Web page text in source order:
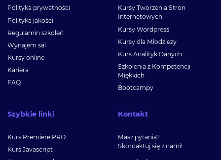
Polityka prywatności
Polityka jakości
Regulamin szkoleń
Wynajem sal
Kursy online
Kariera
FAQ
Kursy Tworzenia Stron
Internetowych
Kursy Wordpress
Kursy dla Młodzieży
Kurs Analityk Danych
Szkolenia z Kompetencji
Miękkich
Bootcampy
Szybkie linki
Kurs Premiere PRO
Kurs Javascript
Kontakt
Masz pytania?
Skontaktuj się z nami!